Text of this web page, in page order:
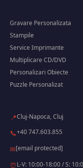
Gravare Personalizata
Stampile
Service Imprimante
Multiplicare CD/DVD
Personalizari Obiecte
Puzzle Personalizat
📍Cluj-Napoca, Cluj
📞+40 747.603.855
✉[email protected]
⏰L-V: 10:00-18:00 / S: